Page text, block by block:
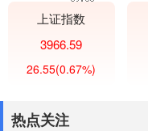
上证指数
3966.59
26.55(0.67%)
热点关注